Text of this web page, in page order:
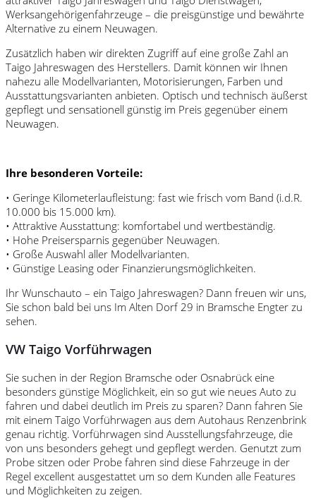
Werksangehörigenfahrzeuge – die preisgünstige und bewährte
Alternative zu einem Neuwagen.
Zusätzlich haben wir direkten Zugriff auf eine große Zahl an
Taigo Jahreswagen des Herstellers. Damit können wir Ihnen
nahezu alle Modellvarianten, Motorisierungen, Farben und
Ausstattungsvarianten anbieten. Optisch und technisch äußerst
gepflegt und sensationell günstig im Preis gegenüber einem
Neuwagen.
Ihre besonderen Vorteile:
• Geringe Kilometerlaufleistung: fast wie frisch vom Band (i.d.R.
10.000 bis 15.000 km).
• Attraktive Ausstattung: komfortabel und wertbeständig.
• Hohe Preisersparnis gegenüber Neuwagen.
• Große Auswahl aller Modellvarianten.
• Günstige Leasing oder Finanzierungsmöglichkeiten.
Ihr Wunschauto – ein Taigo Jahreswagen? Dann freuen wir uns,
Sie schon bald bei uns Im Alten Dorf 29 in Bramsche Engter zu
sehen.
VW Taigo Vorführwagen
Sie suchen in der Region Bramsche oder Osnabrück eine
besonders günstige Möglichkeit, ein so gut wie neues Auto zu
fahren und dabei deutlich im Preis zu sparen? Dann fahren Sie
mit einem Taigo Vorführwagen aus dem Autohaus Renzenbrink
genau richtig. Vorführwagen sind Ausstellungsfahrzeuge, die
von uns besonders gehegt und gepflegt werden. Genutzt zum
Probe sitzen oder Probe fahren sind diese Fahrzeuge in der
Regel excellent ausgestattet um so dem Kunden alle Features
und Möglichkeiten zu zeigen.